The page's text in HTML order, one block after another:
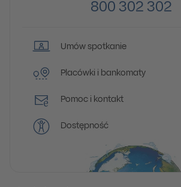
800 302 302
Umów spotkanie
Placówki i bankomaty
Pomoc i kontakt
Dostępność